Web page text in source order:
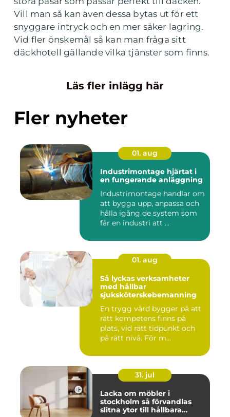
Vill man så kan även dessa bytas ut för ett
snyggare intryck och en mer säker lagring.
Vid fler önskemål så kan man fråga sitt
däckhotell gällande vilka tjänster som finns.
Läs fler inlägg här
Fler nyheter
01. aug
Industrimontage hjärtat i
en fungerande anläggning
Industrimontage handlar om
att bygga upp, anpassa och
hålla igång de system som
får en industri att ...
01. aug
Så lyckas verksamheter
med hållbar
sjuksköterskebemanning
En trygg vård bygger på att
rätt kompetens finns på
plats, vid rätt tidpunkt och
på rätt nivå. För m...
31. jul
Lacka om möbler i
stockholm så förvandlas
slitna ytor till hållbara